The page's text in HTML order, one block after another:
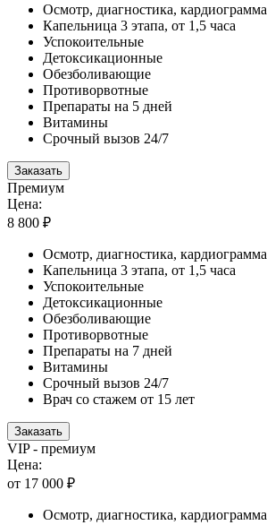
Осмотр, диагностика, кардиограмма
Капельница 3 этапа, от 1,5 часа
Успокоительные
Детоксикационные
Обезболивающие
Противорвотные
Препараты на 5 дней
Витамины
Срочный вызов 24/7
Заказать
Премиум
Цена:
8 800 ₽
Осмотр, диагностика, кардиограмма
Капельница 3 этапа, от 1,5 часа
Успокоительные
Детоксикационные
Обезболивающие
Противорвотные
Препараты на 7 дней
Витамины
Срочный вызов 24/7
Врач со стажем от 15 лет
Заказать
VIP - премиум
Цена:
от 17 000 ₽
Осмотр, диагностика, кардиограмма